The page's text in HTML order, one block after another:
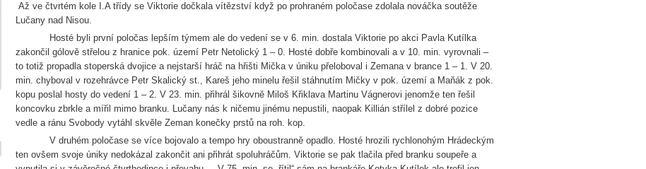
Až ve čtvrtém kole I.A třídy se Viktorie dočkala vítězství když po prohraném poločase zdolala nováčka soutěže
Lučany nad Nisou.
Hosté byli první poločas lepším týmem ale do vedení se v 6. min. dostala Viktorie po akci Pavla Kutílka
zakončil gólově střelou z hranice pok. území Petr Netolický 1 – 0. Hosté dobře kombinovali a v 10. min. vyrovnali –
to totiž propadla stoperská dvojice a nejstarší hráč na hřišti Mička v úniku přeloboval i Zemana v brance 1 – 1. V 20.
min. chyboval v rozehrávce Petr Skalický st., Kareš jeho minelu řešil stáhnutím Mičky v pok. území a Maňák z pok.
kopu poslal hosty do vedení 1 – 2. V 23. min. přihrál šikovně Miloš Křiklava Martinu Vágnerovi jenomže ten řešil
koncovku zbrkle a mířil mimo branku. Lučany nás k ničemu jinému nepustili, naopak Killián střílel z dobré pozice
vedle a ránu Svobody vytáhl skvěle Zeman konečky prstů na roh. kop.
V druhém poločase se více bojovalo a tempo hry oboustranně opadlo. Hosté hrozili rychlonohým Hrádeckým
ten ovšem svoje úniky nedokázal zakončit ani přihrát spoluhráčům. Viktorie se pak tlačila před branku soupeře a